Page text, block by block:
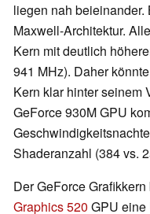
liegen nah
Maxwell-Architektur.
Kern mit deutlich
941 MHz). Daher
Kern klar hinter seinem
GeForce 930M GPU
Shaderanzahl (384 vs.
Der GeForce
Graphics 520 GPU eine